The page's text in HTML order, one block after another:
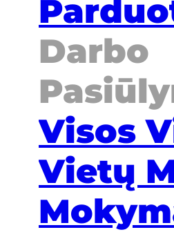
Darbo
Visos
Vietų